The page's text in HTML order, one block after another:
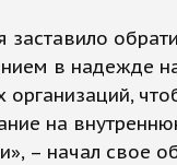
заставило
в надежде
организаций,
на
– начал свое